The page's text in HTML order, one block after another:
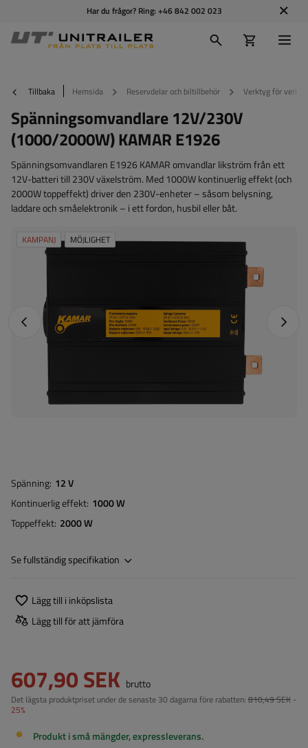
Har du frågor? Ring: +46 842 002 023
Tillbaka Hemsida Reservdelar och biltillbehör Verktyg för
Spänningsomvandlare 12V/230V
(1000/2000W) KAMAR E1926
Spänningsomvandlaren E1926 KAMAR omvandlar likström från ett
12V-batteri till 230V växelström. Med 1000W kontinuerlig effekt (och
2000W toppeffekt) driver den 230V-enheter – såsom belysning,
laddare och småelektronik – i ett fordon, husbil eller båt.
Föregående foto Nästa
KAMPANJ MÖJLIGHET
Spänning 12 V
Kontinuerlig effekt 1000 W
Toppeffekt 2000 W
Se fullständig specifikation
Lägg till i inköpslista
Lägg till för att jämföra
607,90 SEK brutto
Det lägsta produktpriset under de senaste 30 dagarna före rabatten: 810,49 SEK -
25%
Produkt i små mängder, expressleverans